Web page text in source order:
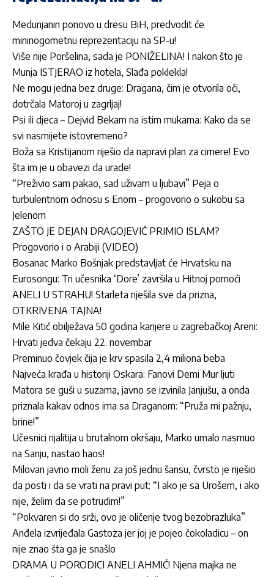
Medunjanin ponovo u dresu BiH, predvodit će
mininogometnu reprezentaciju na SP-u!
Više nije Poršelina, sada je PONIŽELINA! I nakon što je
Munja ISTJERAO iz hotela, Slađa poklekla!
Ne mogu jedna bez druge: Dragana, čim je otvorila oči,
dotrčala Matoroj u zagrljaj!
Psi ili djeca – Dejvid Bekam na istim mukama: Kako da se
svi nasmijete istovremeno?
Boža sa Kristijanom riješio da napravi plan za cimere! Evo
šta im je u obavezi da urade!
“Preživio sam pakao, sad uživam u ljubavi” Peja o
turbulentnom odnosu s Enom – progovorio o sukobu sa
Jelenom
ZAŠTO JE DEJAN DRAGOJEVIĆ PRIMIO ISLAM?
Progovorio i o Arabiji (VIDEO)
Bosanac Marko Bošnjak predstavljat će Hrvatsku na
Eurosongu: Tri učesnika ‘Dore’ završila u Hitnoj pomoći
ANELI U STRAHU! Starleta riješila sve da prizna,
OTKRIVENA TAJNA!
Mile Kitić obilježava 50 godina karijere u zagrebačkoj Areni:
Hrvati jedva čekaju 22. novembar
Preminuo čovjek čija je krv spasila 2,4 miliona beba
Najveća krađa u historiji Oskara: Fanovi Demi Mur ljuti
Matora se guši u suzama, javno se izvinila Janjušu, a onda
priznala kakav odnos ima sa Draganom: “Pruža mi pažnju,
brine!”
Učesnici rijalitija u brutalnom okršaju, Marko umalo nasrnuo
na Sanju, nastao haos!
Milovan javno moli ženu za još jednu šansu, čvrsto je riješio
da posti i da se vrati na pravi put: “I ako je sa Urošem, i ako
nije, želim da se potrudim!”
“Pokvaren si do srži, ovo je oličenje tvog bezobrazluka”
Anđela izvrijeđala Gastoza jer joj je pojeo čokoladicu – on
nije znao šta ga je snašlo
DRAMA U PORODICI ANELI AHMIĆ! Njena majka ne